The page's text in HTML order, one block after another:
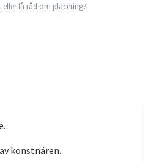
eller få råd om placering?
konstnären.